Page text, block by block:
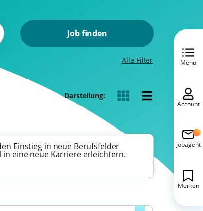
Job finden
Alle Filter
Darstellung:
Einstieg in neue Berufsfelder
in eine neue Karriere erleichtern.
Menü
Account
Jobagent
Merken